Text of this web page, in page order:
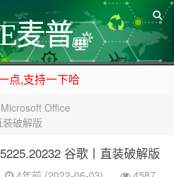
麦普
点,支持一下哈
言给我们
Microsoft Office
破解版
谷歌丨直装破解版